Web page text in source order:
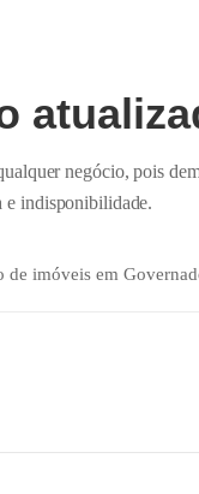
negócio, pois
e indisponibilidade.
de imóveis em